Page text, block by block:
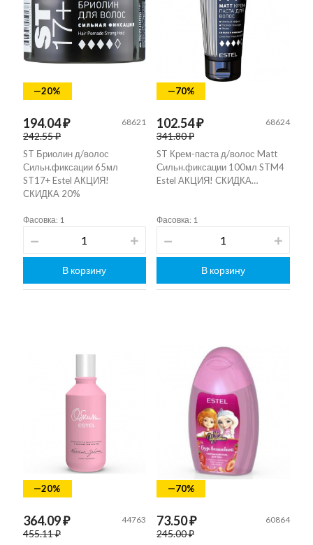
—20%
194.04 ₽
242.55 ₽
68621
ST Бриолин д/волос
Сильн.фиксации 65мл
ST17+ Estel АКЦИЯ!
СКИДКА 20%
Фасовка: 1
В корзину
—70%
102.54 ₽
341.80 ₽
68624
ST Крем-паста д/волос Matt
Сильн.фиксации 100мл STM4
Estel АКЦИЯ! СКИДКА…
Фасовка: 1
В корзину
—20%
364.09 ₽
455.11 ₽
44763
—70%
73.50 ₽
245.00 ₽
60864